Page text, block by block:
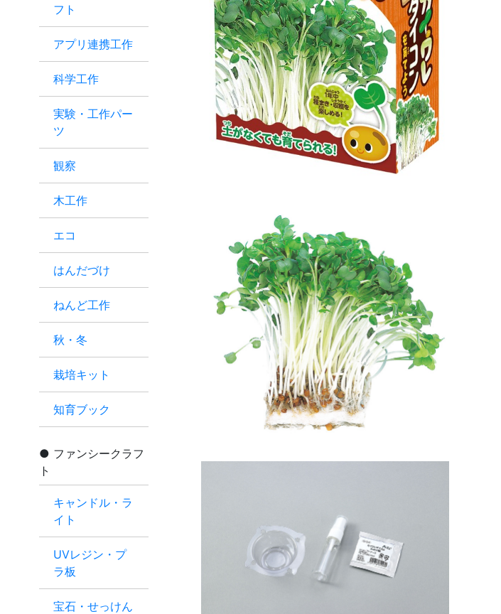
フト
アプリ連携工作
科学工作
実験・工作パー
ツ
観察
木工作
エコ
はんだづけ
ねんど工作
秋・冬
栽培キット
知育ブック
ファンシークラフ
ト
キャンドル・ラ
イト
UVレジン・プ
ラ板
宝石・せっけん